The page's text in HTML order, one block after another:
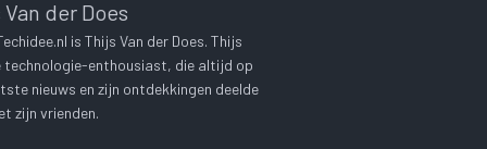
der Does
is Thijs Van der Does. Thijs
technologie-enthousiast, die altijd op
nieuws en zijn ontdekkingen deelde
zijn vrienden.